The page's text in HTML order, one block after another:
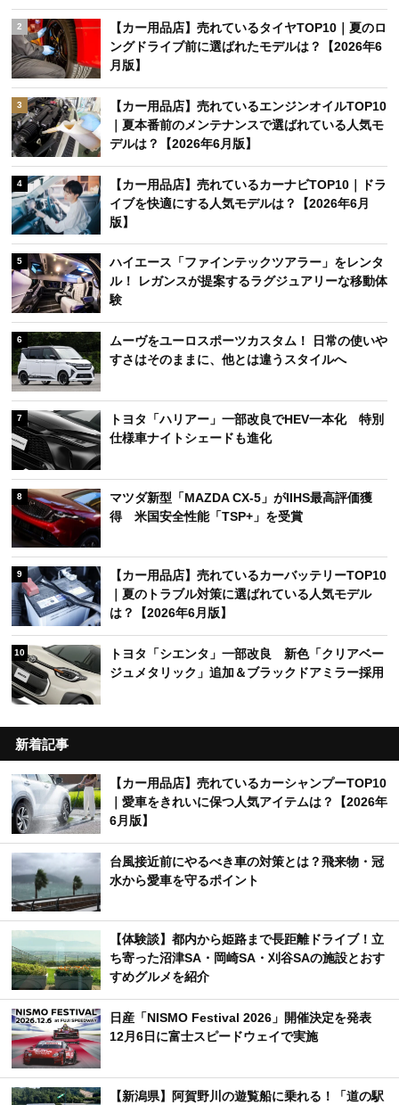
2
【カー用品店】売れているタイヤTOP10｜夏のロ
ングドライブ前に選ばれたモデルは？【2026年6
月版】
3
【カー用品店】売れているエンジンオイルTOP10
｜夏本番前のメンテナンスで選ばれている人気モ
デルは？【2026年6月版】
4
【カー用品店】売れているカーナビTOP10｜ドラ
イブを快適にする人気モデルは？【2026年6月
版】
5
ハイエース「ファインテックツアラー」をレンタ
ル！ レガンスが提案するラグジュアリーな移動体
験
6
ムーヴをユーロスポーツカスタム！ 日常の使いや
すさはそのままに、他とは違うスタイルへ
7
トヨタ「ハリアー」一部改良でHEV一本化 特別
仕様車ナイトシェードも進化
8
マツダ新型「MAZDA CX-5」がIIHS最高評価獲
得 米国安全性能「TSP+」を受賞
9
【カー用品店】売れているカーバッテリーTOP10
｜夏のトラブル対策に選ばれている人気モデル
は？【2026年6月版】
10
トヨタ「シエンタ」一部改良 新色「クリアベー
ジュメタリック」追加＆ブラックドアミラー採用
新着記事
【カー用品店】売れているカーシャンプーTOP10
｜愛車をきれいに保つ人気アイテムは？【2026年
6月版】
台風接近前にやるべき車の対策とは？飛来物・冠
水から愛車を守るポイント
【体験談】都内から姫路まで長距離ドライブ！立
ち寄った沼津SA・岡崎SA・刈谷SAの施設とおす
すめグルメを紹介
日産「NISMO Festival 2026」開催決定を発表
12月6日に富士スピードウェイで実施
【新潟県】阿賀野川の遊覧船に乗れる！「道の駅